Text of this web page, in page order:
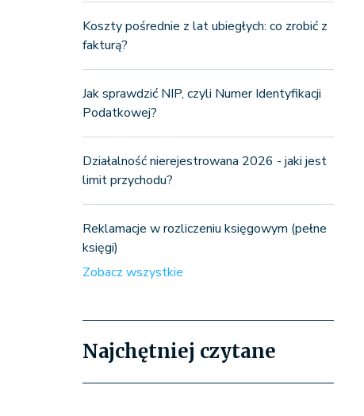
Koszty pośrednie z lat ubiegłych: co zrobić z
fakturą?
Jak sprawdzić NIP, czyli Numer Identyfikacji
Podatkowej?
Działalność nierejestrowana 2026 - jaki jest
limit przychodu?
Reklamacje w rozliczeniu księgowym (pełne
księgi)
Zobacz wszystkie
Najchętniej czytane